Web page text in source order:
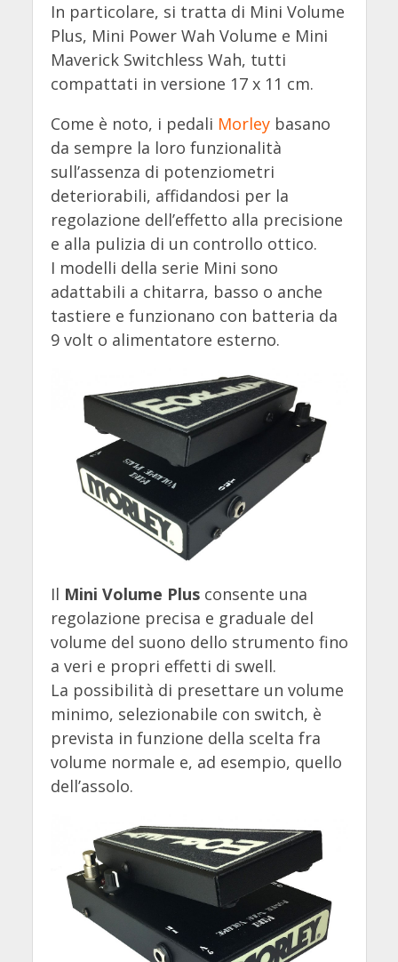
In particolare, si tratta di Mini Volume
Plus, Mini Power Wah Volume e Mini
Maverick Switchless Wah, tutti
compattati in versione 17 x 11 cm.
Come è noto, i pedali Morleybasano
da sempre la loro funzionalità
sull’assenza di potenziometri
deteriorabili, affidandosi per la
regolazione dell’effetto alla precisione
e alla pulizia di un controllo ottico.
I modelli della serie Mini sono
adattabili a chitarra, basso o anche
tastiere e funzionano con batteria da
9 volt o alimentatore esterno.
Il Mini Volume Plusconsente una
regolazione precisa e graduale del
volume del suono dello strumento fino
a veri e propri effetti di swell.
La possibilità di presettare un volume
minimo, selezionabile con switch, è
prevista in funzione della scelta fra
volume normale e, ad esempio, quello
dell’assolo.